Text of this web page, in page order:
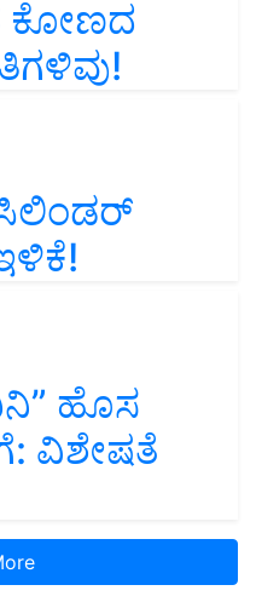
ಕೋಣದ
ಹೊಸ
ವಿಶೇಷತೆ